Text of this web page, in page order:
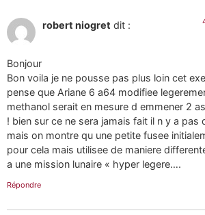
robert niogret dit :
Bonjour
Bon voila je ne pousse pas plus loin cet
pense que Ariane 6 a64 modifiee
methanol serait en mesure d emmener 2
! bien sur ce ne sera jamais fait il n y a pas
mais on montre qu une petite fusee
pour cela mais utilisee de maniere
a une mission lunaire « hyper legere….
Répondre